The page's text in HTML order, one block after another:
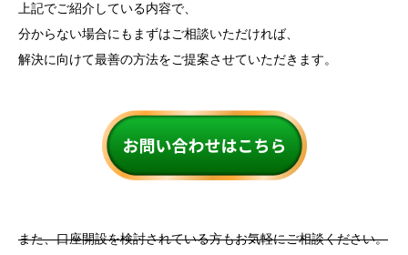
上記でご紹介している内容で、
分からない場合にもまずはご相談いただければ、
解決に向けて最善の方法をご提案させていただきます。
また、口座開設を検討されている方もお気軽にご相談ください。